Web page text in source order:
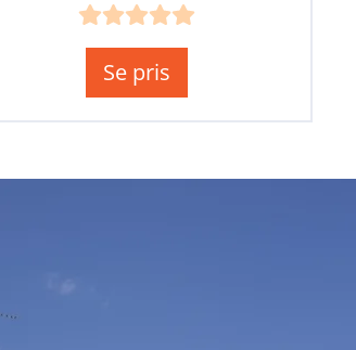
Se pris